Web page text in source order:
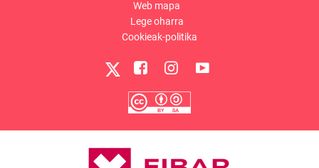
Web mapa
Lege oharra
Cookieak-politika